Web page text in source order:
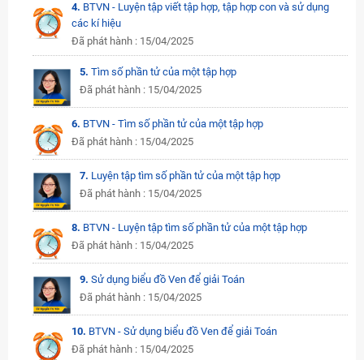
4. BTVN - Luyện tập viết tập hợp, tập hợp con và sử dụng
các kí hiệu
Đã phát hành : 15/04/2025
5. Tìm số phần tử của một tập hợp
Đã phát hành : 15/04/2025
6. BTVN - Tìm số phần tử của một tập hợp
Đã phát hành : 15/04/2025
7. Luyện tập tìm số phần tử của một tập hợp
Đã phát hành : 15/04/2025
8. BTVN - Luyện tập tìm số phần tử của một tập hợp
Đã phát hành : 15/04/2025
9. Sử dụng biểu đồ Ven để giải Toán
Đã phát hành : 15/04/2025
10. BTVN - Sử dụng biểu đồ Ven để giải Toán
Đã phát hành : 15/04/2025